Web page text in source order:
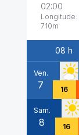
02:00
Longitude:
710m
Date
08 h
Ven.
7 16
Sam.
8 16